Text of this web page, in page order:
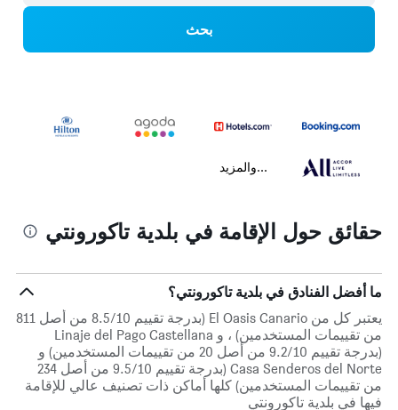
بحث
...والمزيد
حقائق حول الإقامة في بلدية تاكورونتي
ما أفضل الفنادق في بلدية تاكورونتي؟
يعتبر كل من El Oasis Canario (بدرجة تقييم 8.5/10 من أصل 811
من تقييمات المستخدمين) ، و Linaje del Pago Castellana
(بدرجة تقييم 9.2/10 من أصل 20 من تقييمات المستخدمين) و
Casa Senderos del Norte (بدرجة تقييم 9.5/10 من أصل 234
من تقييمات المستخدمين) كلها أماكن ذات تصنيف عالي للإقامة
فيها في بلدية تاكورونتي